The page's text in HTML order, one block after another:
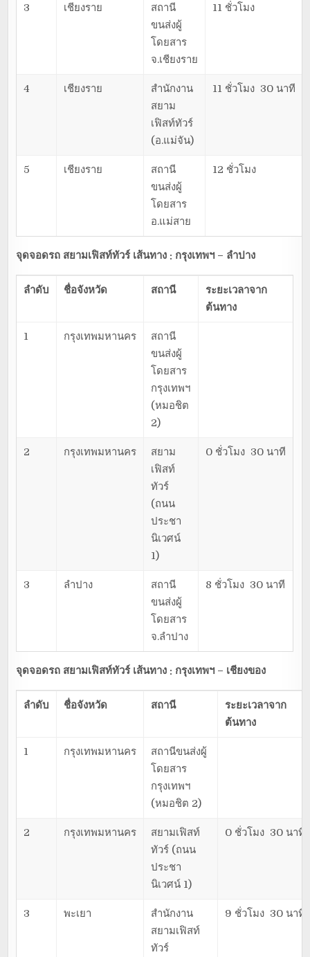
3 เชียงราย
สถานี
ขนส่งผู้
โดยสาร
จ.เชียงราย
11 ชั่วโมง
4 เชียงราย
สำนักงาน
สยาม
เฟิสท์ทัวร์
(อ.แม่จัน)
11 ชั่วโมง 30 นาที
5 เชียงราย
สถานี
ขนส่งผู้
โดยสาร
อ.แม่สาย
12 ชั่วโมง
จุดจอดรถ สยามเฟิสท์ทัวร์ เส้นทาง : กรุงเทพฯ – ลำปาง
ลำดับ ชื่อจังหวัด สถานี
ระยะเวลาจาก
ต้นทาง
1 กรุงเทพมหานคร
สถานี
ขนส่งผู้
โดยสาร
กรุงเทพฯ
(หมอชิต
2)
2 กรุงเทพมหานคร
สยาม
เฟิสท์
ทัวร์
(ถนน
ประชา
นิเวศน์
1)
0 ชั่วโมง 30 นาที
3 ลำปาง
สถานี
ขนส่งผู้
โดยสาร
จ.ลำปาง
8 ชั่วโมง 30 นาที
จุดจอดรถ สยามเฟิสท์ทัวร์ เส้นทาง : กรุงเทพฯ – เชียงของ
ลำดับ ชื่อจังหวัด สถานี
ระยะเวลาจาก
ต้นทาง
1 กรุงเทพมหานคร
สถานีขนส่งผู้
โดยสาร
กรุงเทพฯ
(หมอชิต 2)
2 กรุงเทพมหานคร
สยามเฟิสท์
ทัวร์ (ถนน
ประชา
นิเวศน์ 1)
0 ชั่วโมง 30 นาที
3 พะเยา
สำนักงาน
สยามเฟิสท์
ทัวร์
9 ชั่วโมง 30 นาที